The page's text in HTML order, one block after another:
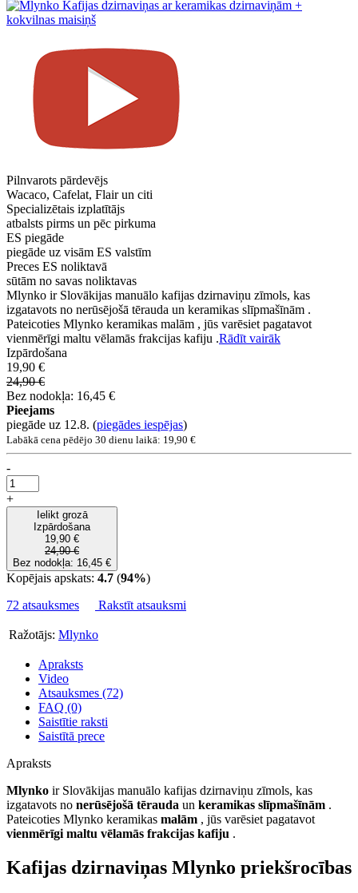
Pilnvarots pārdevējs
Wacaco, Cafelat, Flair un citi
Specializētais izplatītājs
atbalsts pirms un pēc pirkuma
ES piegāde
piegāde uz visām ES valstīm
Preces ES noliktavā
sūtām no savas noliktavas
Mlynko ir Slovākijas manuālo kafijas dzirnaviņu zīmols, kas
izgatavots no nerūsējošā tērauda un keramikas slīpmašīnām .
Pateicoties Mlynko keramikas malām , jūs varēsiet pagatavot
vienmērīgi maltu vēlamās frakcijas kafiju .Rādīt vairāk
Izpārdošana
19,90 €
24,90 €
Bez nodokļa: 16,45 €
Pieejams
piegāde uz 12.8. (piegādes iespējas)
Labākā cena pēdējo 30 dienu laikā: 19,90 €
-
+
Ielikt grozā
Izpārdošana
19,90 €
24,90 €
Bez nodokļa: 16,45 €
Kopējais apskats: 4.7 (94%)
72 atsauksmes
Rakstīt atsauksmi
Ražotājs: Mlynko
Apraksts
Video
Atsauksmes (72)
FAQ (0)
Saistītie raksti
Saistītā prece
Apraksts
Mlynko ir Slovākijas manuālo kafijas dzirnaviņu zīmols, kas
izgatavots no nerūsējošā tērauda un keramikas slīpmašīnām .
Pateicoties Mlynko keramikas malām , jūs varēsiet pagatavot
vienmērīgi maltu vēlamās frakcijas kafiju .
Kafijas dzirnaviņas Mlynko priekšrocības